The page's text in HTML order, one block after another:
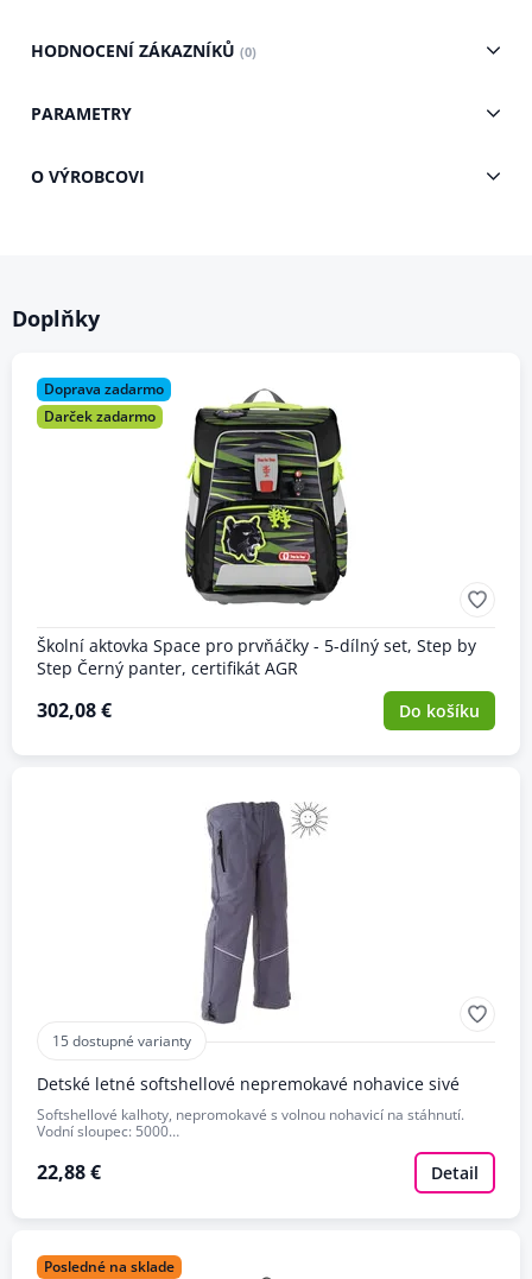
HODNOCENÍ ZÁKAZNÍKŮ (0)
PARAMETRY
O VÝROBCOVI
Doplňky
Doprava zadarmo
Darček zadarmo
Školní aktovka Space pro prvňáčky - 5-dílný set, Step by
Step Černý panter, certifikát AGR
302,08 € Do košíku
15 dostupné varianty
Detské letné softshellové nepremokavé nohavice sivé
Softshellové kalhoty, nepromokavé s volnou nohavicí na stáhnutí.
Vodní sloupec: 5000…
22,88 € Detail
Posledné na sklade